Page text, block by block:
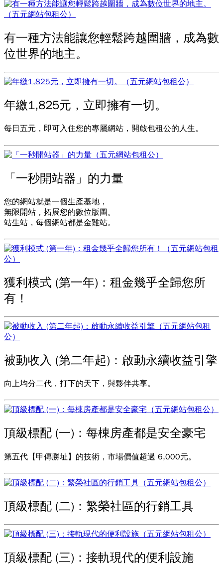
有一種方法能讓您輕鬆跨越圍牆，成為數
位世界的地主。
年繳1,825元，立即擁有一切。
每日五元，即可入住您的專屬網站，開啟包租公的人生。
「一秒開站器」的力量
您的網站就是一個生產基地，
無限開站，拓展您的數位版圖。
站生站，每個網站都是金雞站。
獲利模式 (第一年)：租金幾乎全歸您所
有！
被動收入 (第二年起)：啟動永續收益引擎
向上均分二代，打下的天下，與夥伴共享。
頂級標配 (一)：每棟房產都是安全豪宅
第五代【甲傳勝址】的技術，市場價值超過 6,000元。
頂級標配 (二)：繁榮社區的行銷工具
頂級標配 (三)：接軌現代的便利設施